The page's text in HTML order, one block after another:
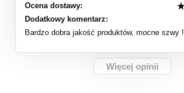
Ocena dostawy:
Dodatkowy komentarz:
Bardzo dobra jakość produktów, mocne szwy !
Więcej opinii